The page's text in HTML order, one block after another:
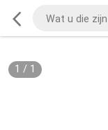
1 / 1